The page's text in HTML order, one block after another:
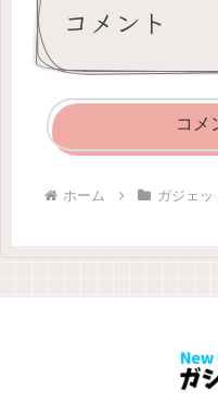
コメント
コメ
ホーム ガジェッ